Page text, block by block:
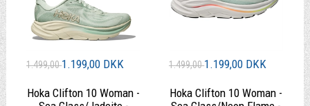
1.499,001.199,00 DKK
Hoka Clifton 10 Woman -
1.499,001.199,00 DKK
Hoka Clifton 10 Woman -